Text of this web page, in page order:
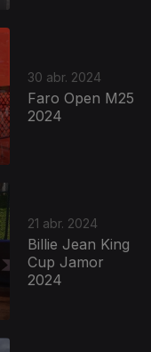
30 abr. 2024
Faro Open M25
2024
21 abr. 2024
Billie Jean King
Cup Jamor
2024